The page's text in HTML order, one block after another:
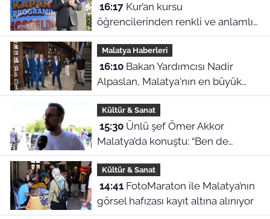
16:17Kur’an kursu
öğrencilerinden renkli ve anlamlı
kapanış gösterisi
Malatya Haberleri
16:10Bakan Yardımcısı Nadir
Alpaslan, Malatya'nın en büyük
kütüphanesini inceledi
Kültür & Sanat
15:30Ünlü şef Ömer Akkor
Malatya’da konuştu: “Ben de
Malatyalı sayılırım”
Kültür & Sanat
14:41FotoMaraton ile Malatya’nın
görsel hafızası kayıt altına alınıyor